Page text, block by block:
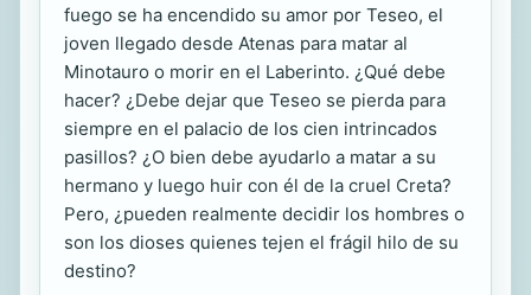
fuego se ha encendido su amor por Teseo, el
joven llegado desde Atenas para matar al
Minotauro o morir en el Laberinto. ¿Qué debe
hacer? ¿Debe dejar que Teseo se pierda para
siempre en el palacio de los cien intrincados
pasillos? ¿O bien debe ayudarlo a matar a su
hermano y luego huir con él de la cruel Creta?
Pero, ¿pueden realmente decidir los hombres o
son los dioses quienes tejen el frágil hilo de su
destino?